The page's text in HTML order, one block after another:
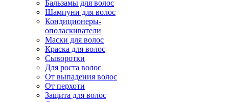
Бальзамы для волос
Шампуни для волос
Кондиционеры-
ополаскиватели
Маски для волос
Краска для волос
Сыворотки
Для роста волос
От выпадения волос
От перхоти
Защита для волос